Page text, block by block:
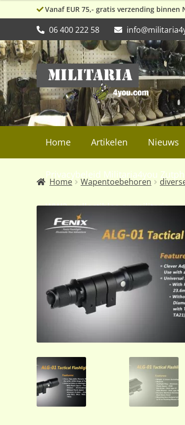
Vanaf EUR 75,- gratis verzending binnen
06 400 222 58
Ga
door
naar
navigatie
Ga
naar
de
inhoud
Home Artikelen Nieuws
Privacybeleid Militaria4you
WW2, collectibles en militaria
Home Wapentoebehoren